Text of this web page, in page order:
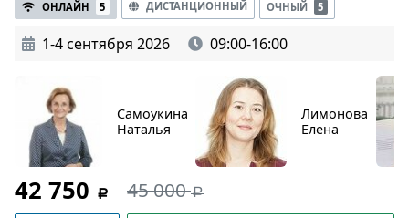
ОНЛАЙН 5 ДИСТАНЦИОННЫЙ ОЧНЫЙ 5
1-4 сентября 2026 09:00-16:00
Самоукина
Наталья
Лимонова
Елена
42 750 45 000